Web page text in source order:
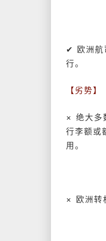
✔ 欧洲航
行。
【劣势】
× 绝大多
行李额或
用。
× 欧洲转